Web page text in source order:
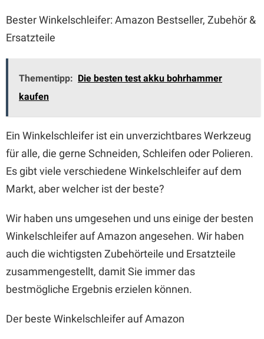
Bester Winkelschleifer: Amazon Bestseller, Zubehör &
Ersatzteile
Thementipp: Die besten test akku bohrhammer
kaufen
Ein Winkelschleifer ist ein unverzichtbares Werkzeug
für alle, die gerne Schneiden, Schleifen oder Polieren.
Es gibt viele verschiedene Winkelschleifer auf dem
Markt, aber welcher ist der beste?
Wir haben uns umgesehen und uns einige der besten
Winkelschleifer auf Amazon angesehen. Wir haben
auch die wichtigsten Zubehörteile und Ersatzteile
zusammengestellt, damit Sie immer das
bestmögliche Ergebnis erzielen können.
Der beste Winkelschleifer auf Amazon